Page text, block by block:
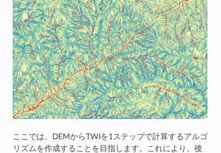
ここでは、DEMからTWIを1ステップで計算するアルゴ
リズムを作成することを目指します。これにより、後